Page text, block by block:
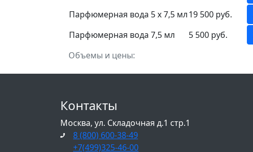
Объемы и цены:
Парфюмерная вода 5 х 7,5 мл19 500 руб.
Парфюмерная вода 7,5 мл
5 500 руб.
Контакты
Москва, ул. Складочная д.1 стр.1
8 (800) 600-38-49
+7(499)325-46-00